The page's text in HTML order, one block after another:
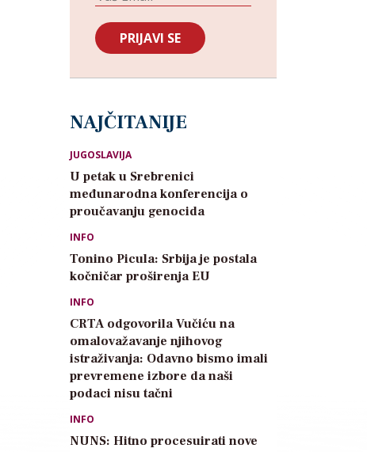
NAJČITANIJE
JUGOSLAVIJA
U petak u Srebrenici
međunarodna konferencija o
proučavanju genocida
INFO
Tonino Picula: Srbija je postala
kočničar proširenja EU
INFO
CRTA odgovorila Vučiću na
omalovažavanje njihovog
istraživanja: Odavno bismo imali
prevremene izbore da naši
podaci nisu tačni
INFO
NUNS: Hitno procesuirati nove